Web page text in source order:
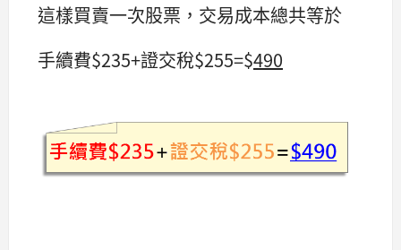
這樣買賣一次股票，交易成本總共等於
手續費$235+證交稅$255=$490